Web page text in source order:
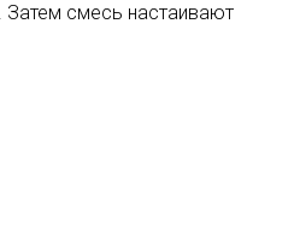
Затем смесь настаивают